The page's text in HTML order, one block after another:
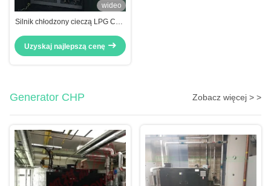
wideo
Silnik chłodzony cieczą LPG CHP
kogeneracja LPG
Uzyskaj najlepszą cenę
Generator CHP Zobacz więcej > >